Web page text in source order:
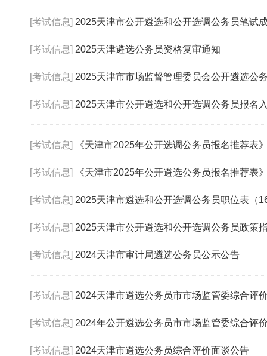
[考试信息] 2025天津市公开遴选和公开选调公务员笔试
[考试信息] 2025天津遴选公务员资格复审通知
[考试信息] 2025天津市市场监督管理委员会公开遴选公
[考试信息] 2025天津市公开遴选和公开选调公务员报名
[考试信息] 《天津市2025年公开选调公务员报名推荐表
[考试信息] 《天津市2025年公开遴选公务员报名推荐表
[考试信息] 2025天津市遴选和公开选调公务员职位表（
[考试信息] 2025天津市公开遴选和公开选调公务员政策
[考试信息] 2024天津市审计局遴选公务员公示公告
[考试信息] 2024天津市遴选公务员市市场监管委综合评
[考试信息] 2024年公开遴选公务员市市场监管委综合评
[考试信息] 2024天津市遴选公务员综合评价面谈公告